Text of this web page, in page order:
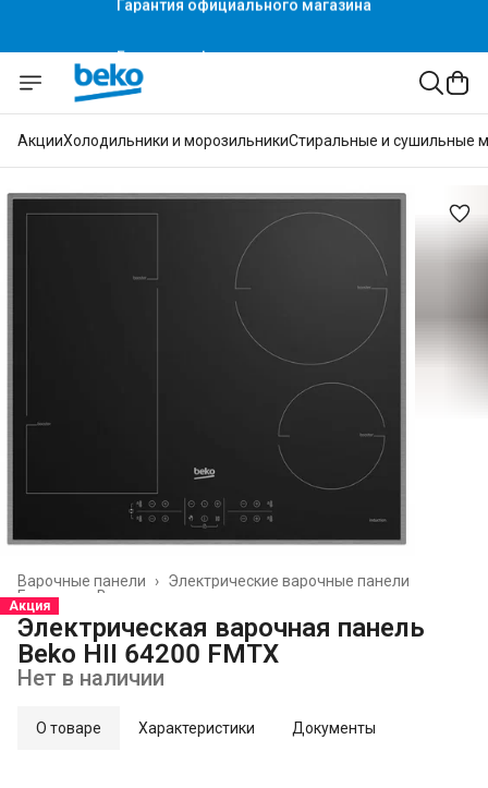
АкцииХолодильники и морозильникиСтиральные и сушильные
Электрические варочные панели
Варочные панели
›
Встраиваемая техника
Главная
Акция
Электрическая варочная панель
Beko HII 64200 FMTX
Нет в наличии
О товаре Характеристики Документы